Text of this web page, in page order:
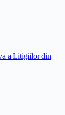
a Litigiilor din